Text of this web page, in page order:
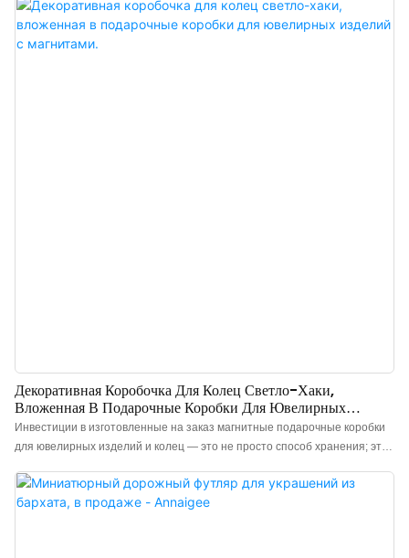
ювелирные магазины могут улучшить презентацию своих украшений с
помощью наших «роскошных магнитных подарочных коробок для
ювелирных изделий и колец», отличающихся элегантным дизайном и
Декоративная Коробочка Для Колец Светло-Хаки,
Вложенная В Подарочные Коробки Для Ювелирных
Изделий С Магнитами.
Инвестиции в изготовленные на заказ магнитные подарочные коробки
для ювелирных изделий и колец — это не просто способ хранения; это
ювелирные магазины могут улучшить презентацию своих украшений с
помощью наших «роскошных картонных магнитных подарочных